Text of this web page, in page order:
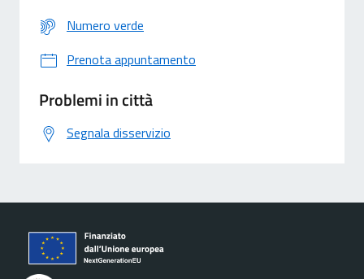
Numero verde
Prenota appuntamento
Problemi in città
Segnala disservizio